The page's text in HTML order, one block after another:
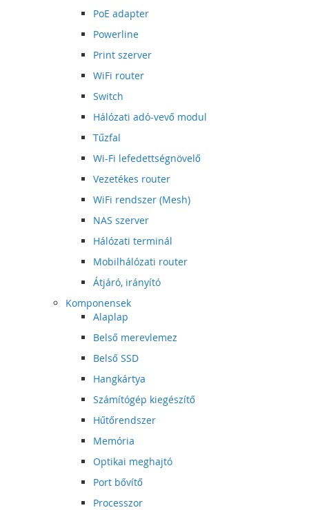
PoE adapter
Powerline
Print szerver
WiFi router
Switch
Hálózati adó-vevő modul
Tűzfal
Wi-Fi lefedettségnövelő
Vezetékes router
WiFi rendszer (Mesh)
NAS szerver
Hálózati terminál
Mobilhálózati router
Átjáró, irányító
Komponensek
Alaplap
Belső merevlemez
Belső SSD
Hangkártya
Számítógép kiegészítő
Hűtőrendszer
Memória
Optikai meghajtó
Port bővítő
Processzor